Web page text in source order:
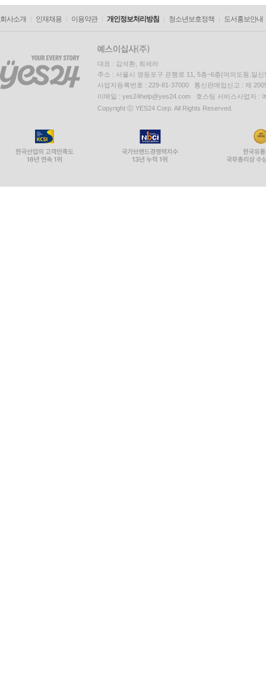
회사소개 인재채용 이용약관 개인정보처리방침 청소년보호정책 도서홍보안내
대표 : 김석환, 최세라
주소 : 서울시 영등포구 은행로 11, 5층~6층(여의도동,일신
사업자등록번호 : 229-81-37000 통신판매업신고 : 제
이메일 : yes24help@yes24.com 호스팅 서비스사업자 :
Copyright ⓒ YES24 Corp. All Rights Reserved.